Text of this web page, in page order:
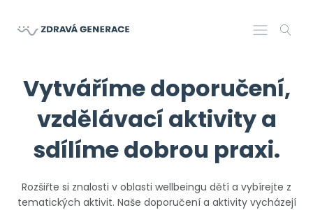
Vytváříme doporučení,
vzdělávací aktivity a
sdílíme dobrou praxi.
Rozšiřte si znalosti v oblasti wellbeingu dětí a vybírejte z
tematických aktivit. Naše doporučení a aktivity vycházejí